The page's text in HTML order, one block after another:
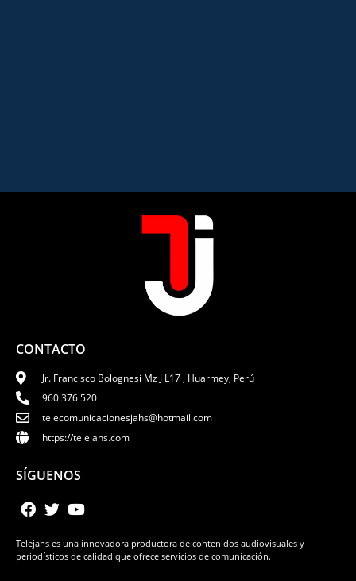
CONTACTO
Jr. Francisco Bolognesi Mz J L17 , Huarmey, Perú
960 376 520
telecomunicacionesjahs@hotmail.com
https://telejahs.com
SÍGUENOS
Telejahs es una innovadora productora de contenidos audiovisuales y
periodísticos de calidad que ofrece servicios de comunicación.